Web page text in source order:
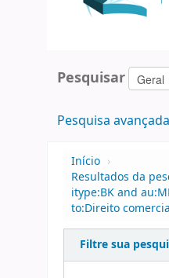
Pesquisar
Pesquisa avançada
Início ›
Resultados da
itype:BK and
to:Direito
Filtre sua